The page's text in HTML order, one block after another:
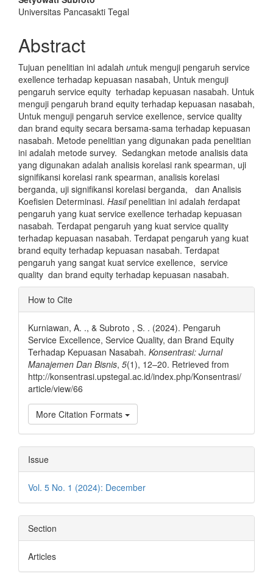
Content
Universitas Pancasakti Tegal
Abstract
Tujuan penelitian ini adalah untuk menguji pengaruh service
exellence terhadap kepuasan nasabah, Untuk menguji
pengaruh service equity terhadap kepuasan nasabah. Untuk
menguji pengaruh brand equity terhadap kepuasan nasabah,
Untuk menguji pengaruh service exellence, service quality
dan brand equity secara bersama-sama terhadap kepuasan
nasabah. Metode penelitian yang digunakan pada penelitian
ini adalah metode survey. Sedangkan metode analisis data
yang digunakan adalah analisis korelasi rank spearman, uji
signifikansi korelasi rank spearman, analisis korelasi
berganda, uji signifikansi korelasi berganda, dan Analisis
Koefisien Determinasi. Hasilpenelitian ini adalah terdapat
pengaruh yang kuat service exellence terhadap kepuasan
nasabah. Terdapat pengaruh yang kuat service quality
terhadap kepuasan nasabah. Terdapat pengaruh yang kuat
brand equity terhadap kepuasan nasabah. Terdapat
pengaruh yang sangat kuat service exellence, service
quality dan brand equity terhadap kepuasan nasabah.
Article
Details
How to Cite
Kurniawan, A. ., & Subroto , S. . (2024). Pengaruh
Service Excellence, Service Quality, dan Brand Equity
Terhadap Kepuasan Nasabah. Konsentrasi: Jurnal
Manajemen Dan Bisnis, 5(1), 12–20. Retrieved from
http://konsentrasi.upstegal.ac.id/index.php/Konsentrasi/
article/view/66
More Citation Formats
Issue
Vol. 5 No. 1 (2024): December
Section
Articles